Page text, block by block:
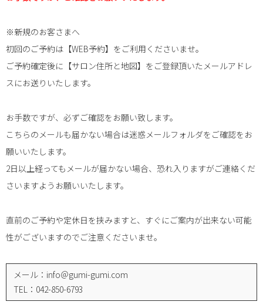
※新規のお客さまへ
初回のご予約は【WEB予約】をご利用くださいませ。
ご予約確定後に【サロン住所と地図】をご登録頂いたメールアドレ
スにお送りいたします。
お手数ですが、必ずご確認をお願い致します。
こちらのメールも届かない場合は迷惑メールフォルダをご確認をお
願いいたします。
2日以上経ってもメールが届かない場合、恐れ入りますがご連絡くだ
さいますようお願いいたします。
直前のご予約や定休日を挟みますと、すぐにご案内が出来ない可能
性がございますのでご注意くださいませ。
メール：info＠gumi-gumi.com
TEL：042-850-6793